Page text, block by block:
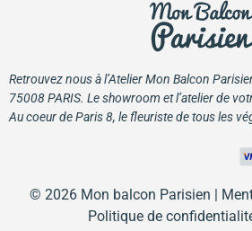
Retrouvez nous à l’Atelier Mon Balcon
75008 PARIS. Le showroom et l’atelier de
Au coeur de Paris 8, le fleuriste de tous les
© 2026 Mon balcon Parisien |
Politique de